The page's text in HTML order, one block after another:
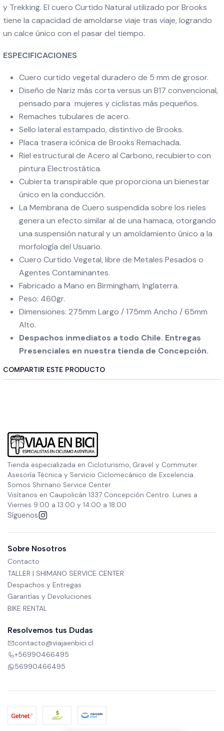
y Trekking. El cuero Curtido Natural utilizado por Brooks
tiene la capacidad de amoldarse viaje tras viaje, logrando
un calce único con el pasar del tiempo.
ESPECIFICACIONES
Cuero curtido vegetal duradero de 5 mm de grosor.
Diseño de Nariz más corta versus un B17 convencional,
pensado para mujeres y ciclistas más pequeños.
Remaches tubulares de acero.
Sello lateral estampado, distintivo de Brooks.
Placa trasera icónica de Brooks Remachada.
Riel estructural de Acero al Carbono, recubierto con
pintura Electrostática.
Cubierta transpirable que proporciona un bienestar
único en la conducción.
La Membrana de Cuero suspendida sobre los rieles
genera un efecto similar al de una hamaca, otorgando
una suspensión natural y un amoldamiento único a la
morfología del Usuario.
Cuero Curtido Vegetal, libre de Metales Pesados o
Agentes Contaminantes.
Fabricado a Mano en Birmingham, Inglaterra.
Peso: 460gr.
Dimensiones: 275mm Largo / 175mm Ancho / 65mm
Alto.
Despachos inmediatos a todo Chile. Entregas
Presenciales en nuestra tienda de Concepción.
COMPARTIR ESTE PRODUCTO
Tienda especializada en Cicloturismo, Gravel y Commuter.
Asesoría Técnica y Servicio Ciclomecánico de Excelencia.
Somos Shimano Service Center.
Visítanos en Caupolicán 1337 Concepción Centro. Lunes a
Viernes 9:00 a 13:00 y 14:00 a 18:00
Síguenos
Sobre Nosotros
Contacto
TALLER | SHIMANO SERVICE CENTER
Despachos y Entregas
Garantías y Devoluciones
BIKE RENTAL
Resolvemos tus Dudas
contacto@viajaenbici.cl
+56990466495
56990466495